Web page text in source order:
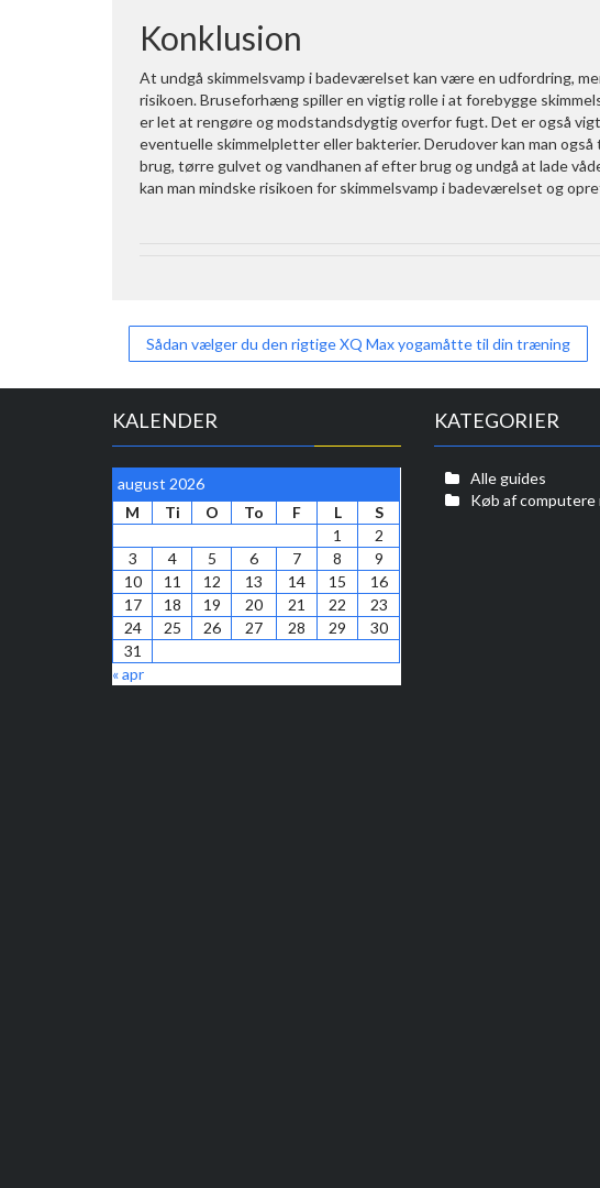
Konklusion
At undgå skimmelsvamp i badeværelset kan være en udfordring,
risikoen. Bruseforhæng spiller en vigtig rolle i at forebygge
er let at rengøre og modstandsdygtig overfor fugt. Det er også
eventuelle skimmelpletter eller bakterier. Derudover kan man
brug, tørre gulvet og vandhanen af efter brug og undgå at lade
kan man mindske risikoen for skimmelsvamp i badeværelset og
Indlægsnavigation
Sådan vælger du den rigtige XQ Max yogamåtte til din træning
KALENDER
august 2026
M
Ti O To F L
S
1
2
3
4 5 6 7 8
9
10
11 12 13 14 15
16
17
18 19 20 21 22
23
24
25 26 27 28 29
30
31
« apr
KATEGORIER
Alle guides
Køb af computere